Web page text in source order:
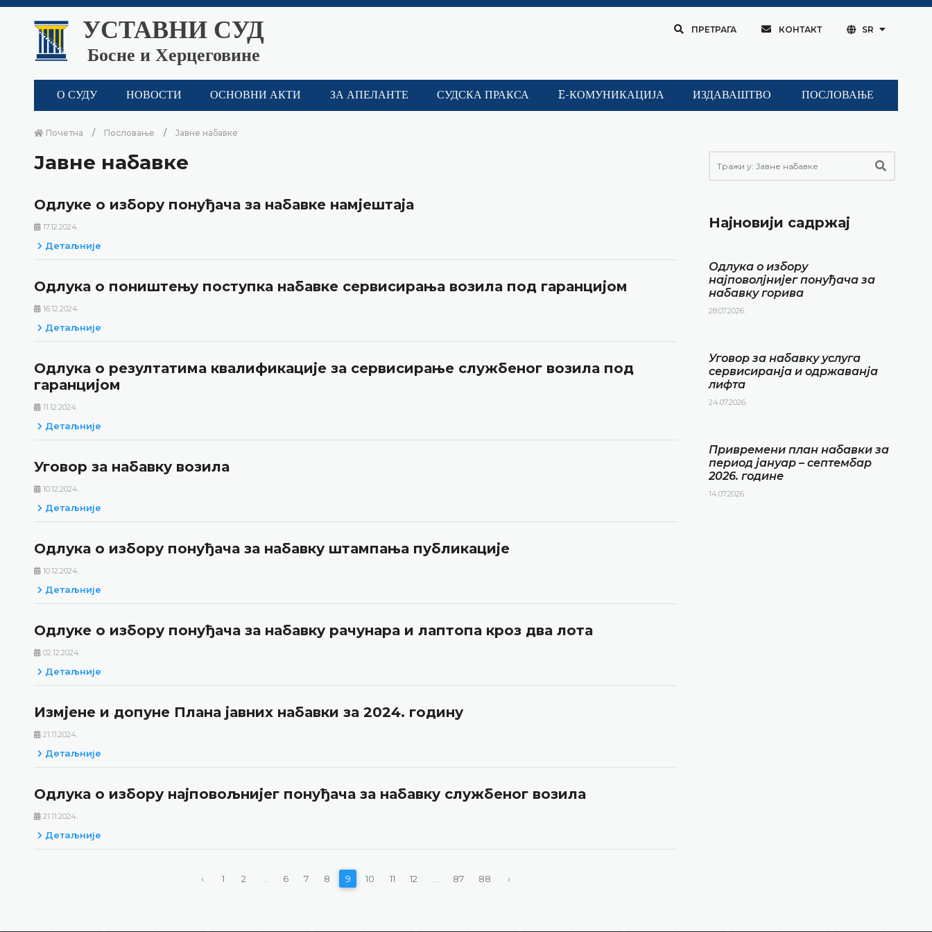
УСТАВНИ СУД
Босне и Херцеговине
ПРЕТРАГА КОНТАКТ SR
О СУДУ НОВОСТИ ОСНОВНИ АКТИ ЗА АПЕЛАНТЕ СУДСКА ПРАКСА E-КОМУНИКАЦИЈА ИЗДАВАШТВО ПОСЛОВАЊЕ
Почетна Пословање Јавне набавке
Јавне набавке
Одлуке о избору понуђача за набавке намјештаја
17.12.2024.
Детаљније
Одлука о поништењу поступка набавке сервисирања возила под гаранцијом
16.12.2024.
Детаљније
Одлука о резултатима квалификације за сервисирање службеног возила под
гаранцијом
11.12.2024.
Детаљније
Уговор за набавку возила
10.12.2024.
Детаљније
Одлука о избору понуђача за набавку штампања публикације
10.12.2024.
Детаљније
Одлуке о избору понуђача за набавку рачунара и лаптопа кроз два лота
02.12.2024.
Детаљније
Измјене и допуне Плана јавних набавки за 2024. годину
21.11.2024.
Детаљније
Одлука о избору најповољнијег понуђача за набавку службеног возила
21.11.2024.
Детаљније
‹ 1 2 6 7 8 9 10 11 12 87 88 ›
Најновији садржај
Одлука о избору
најповолјнијег понуђача за
набавку горива
28.07.2026.
Уговор за набавку услуга
сервисиранја и одржаванја
лифта
24.07.2026.
Привремени план набавки за
период јануар – септембар
2026. године
14.07.2026.